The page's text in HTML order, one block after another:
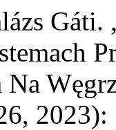
Gáti.
Na